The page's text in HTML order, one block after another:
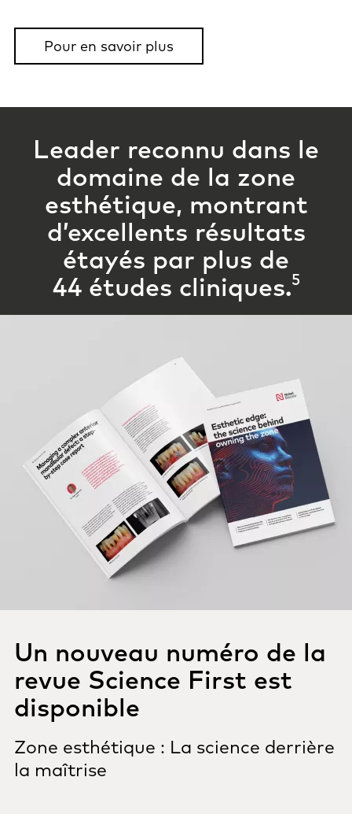
Pour en savoir plus
Leader reconnu dans le
domaine de la zone
esthétique, montrant
d’excellents résultats
étayés par plus de
44 études cliniques.5
Un nouveau numéro de la
revue Science First est
disponible
Zone esthétique : La science derrière
la maîtrise